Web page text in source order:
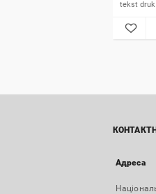
Адреса